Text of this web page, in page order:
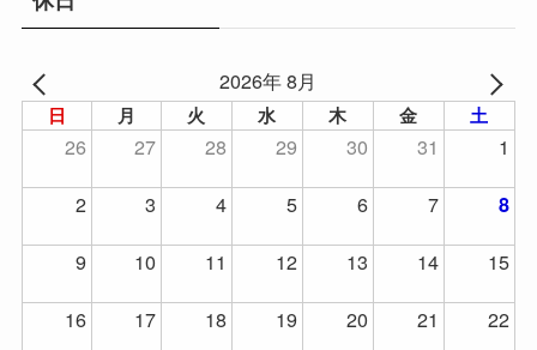
2026年 8月
日 月 火 水 木 金 土
26 27 28 29 30 31
1
2
3 4 5 6 7 8
9 10 11 12 13 14
15
16
17 18 19 20 21
22